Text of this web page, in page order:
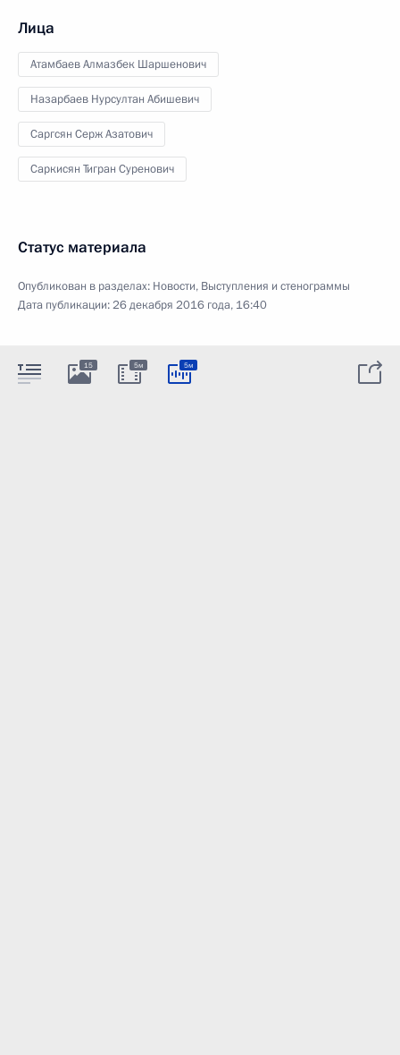
Лица
Атамбаев Алмазбек Шаршенович
Назарбаев Нурсултан Абишевич
Саргсян Серж Азатович
Саркисян Тигран Суренович
Статус материала
Опубликован в разделах: Новости, Выступления и стенограммы
Дата публикации:26 декабря 2016 года, 16:40
15 5м 5м